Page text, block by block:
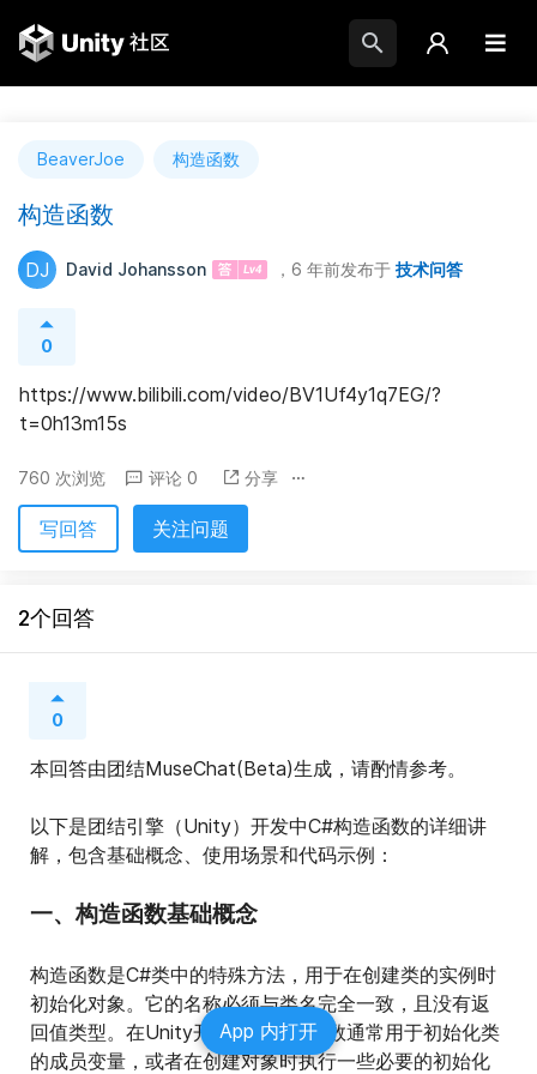
BeaverJoe 构造函数
构造函数
DJ David Johansson ，6 年前发布于 技术问答
0
https://www.bilibili.com/video/BV1Uf4y1q7EG/?
t=0h13m15s
760 次浏览 评论 0 分享
写回答 关注问题
2个回答
0
本回答由团结MuseChat(Beta)生成，请酌情参考。
以下是团结引擎（Unity）开发中C#构造函数的详细讲
解，包含基础概念、使用场景和代码示例：
一、构造函数基础概念
构造函数是C#类中的特殊方法，用于在创建类的实例时
初始化对象。它的名称必须与类名完全一致，且没有返
回值类型。在Unity开发中，构造函数通常用于初始化类
的成员变量，或者在创建对象时执行一些必要的初始化
App 内打开